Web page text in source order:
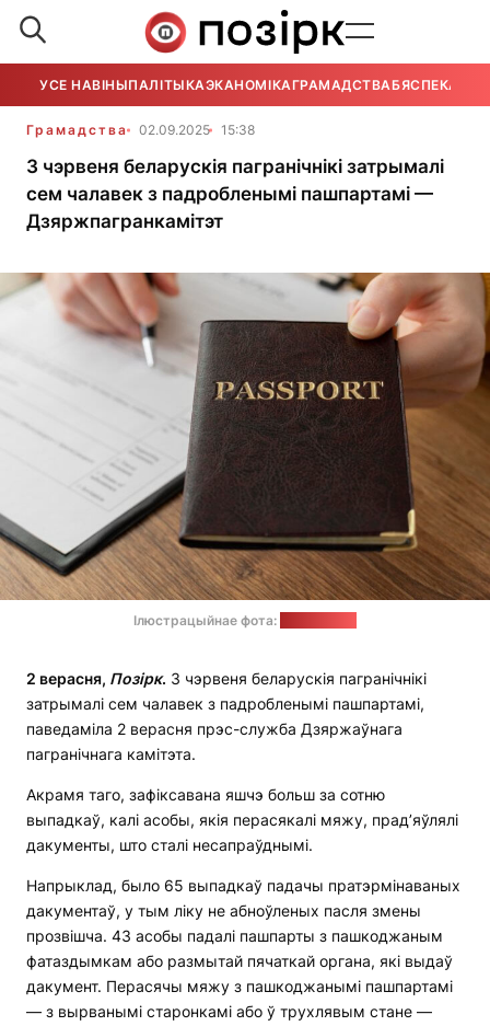
УСЕ НАВІНЫПАЛІТЫКАЭКАНОМІКАГРАМАДСТВАБЯСПЕКА
Грамадства 02.09.2025 15:38
З чэрвеня беларускія пагранічнікі затрымалі
сем чалавек з падробленымі пашпартамі —
Дзяржпагранкамітэт
Ілюстрацыйнае фота:
2 верасня, Позірк. З чэрвеня беларускія пагранічнікі
затрымалі сем чалавек з падробленымі пашпартамі,
паведаміла 2 верасня прэс-служба Дзяржаўнага
пагранічнага камітэта.
Акрамя таго, зафіксавана яшчэ больш за сотню
выпадкаў, калі асобы, якія перасякалі мяжу, прад’яўлялі
дакументы, што сталі несапраўднымі.
Напрыклад, было 65 выпадкаў падачы пратэрмінаваных
дакументаў, у тым ліку не абноўленых пасля змены
прозвішча. 43 асобы падалі пашпарты з пашкоджаным
фатаздымкам або размытай пячаткай органа, які выдаў
дакумент. Перасячы мяжу з пашкоджанымі пашпартамі
— з вырванымі старонкамі або ў трухлявым стане —